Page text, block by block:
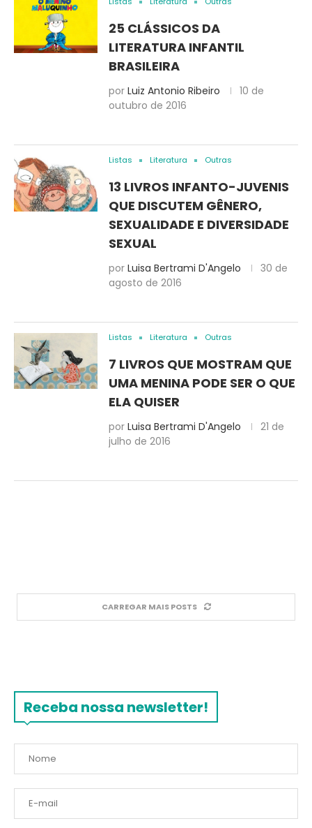
25 CLÁSSICOS DA
LITERATURA INFANTIL
BRASILEIRA
por Luiz Antonio Ribeiro
10 de
outubro de 2016
Listas Literatura Outras
13 LIVROS INFANTO-JUVENIS
QUE DISCUTEM GÊNERO,
SEXUALIDADE E DIVERSIDADE
SEXUAL
por Luisa Bertrami D'Angelo
30 de
agosto de 2016
Listas Literatura Outras
7 LIVROS QUE MOSTRAM QUE
UMA MENINA PODE SER O QUE
ELA QUISER
por Luisa Bertrami D'Angelo
21 de
julho de 2016
CARREGAR MAIS POSTS
Receba nossa newsletter!